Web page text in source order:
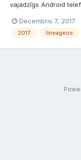
vajadzīgs Android
RAM un ROM būtu
salīdzināt SOC
Decembris 7, 2017
2017 lineageos